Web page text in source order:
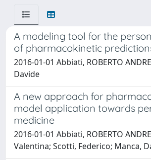
A modeling tool for the
of pharmacokinetic
2016-01-01 Abbiati, ROBERTO
Davide
A new approach for
model application towards
medicine
2016-01-01 Abbiati, ROBERTO
Valentina; Scotti, Federico; Manca,